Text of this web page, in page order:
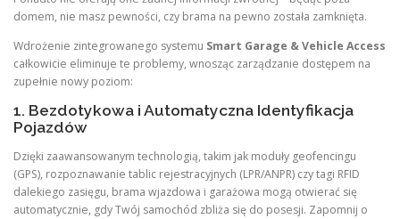
domem, nie masz pewności, czy brama na pewno została zamknięta.
Wdrożenie zintegrowanego systemu Smart Garage & Vehicle Access
całkowicie eliminuje te problemy, wnosząc zarządzanie dostępem na
zupełnie nowy poziom:
1. Bezdotykowa i Automatyczna Identyfikacja
Pojazdów
Dzięki zaawansowanym technologią, takim jak moduły geofencingu
(GPS), rozpoznawanie tablic rejestracyjnych (LPR/ANPR) czy tagi RFID
dalekiego zasięgu, brama wjazdowa i garażowa mogą otwierać się
automatycznie, gdy Twój samochód zbliża się do posesji. Zapomnij o